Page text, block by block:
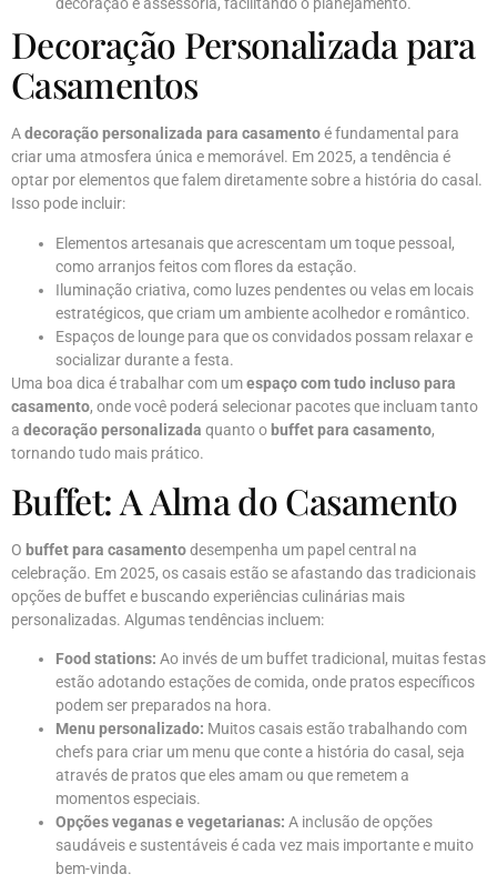
decoração e assessoria, facilitando o planejamento.
Decoração Personalizada para
Casamentos
Adecoração personalizada para casamentoé fundamental para
criar uma atmosfera única e memorável. Em 2025, a tendência é
optar por elementos que falem diretamente sobre a história do casal.
Isso pode incluir:
Elementos artesanais que acrescentam um toque pessoal,
como arranjos feitos com flores da estação.
Iluminação criativa, como luzes pendentes ou velas em locais
estratégicos, que criam um ambiente acolhedor e romântico.
Espaços de lounge para que os convidados possam relaxar e
socializar durante a festa.
Uma boa dica é trabalhar com umespaço com tudo incluso para
casamento, onde você poderá selecionar pacotes que incluam tanto
a decoração personalizada quanto o buffet para casamento,
tornando tudo mais prático.
Buffet: A Alma do Casamento
O buffet para casamentodesempenha um papel central na
celebração. Em 2025, os casais estão se afastando das tradicionais
opções de buffet e buscando experiências culinárias mais
personalizadas. Algumas tendências incluem:
Food stations: Ao invés de um buffet tradicional, muitas festas
estão adotando estações de comida, onde pratos específicos
podem ser preparados na hora.
Menu personalizado: Muitos casais estão trabalhando com
chefs para criar um menu que conte a história do casal, seja
através de pratos que eles amam ou que remetem a
momentos especiais.
Opções veganas e vegetarianas: A inclusão de opções
saudáveis e sustentáveis é cada vez mais importante e muito
bem-vinda.